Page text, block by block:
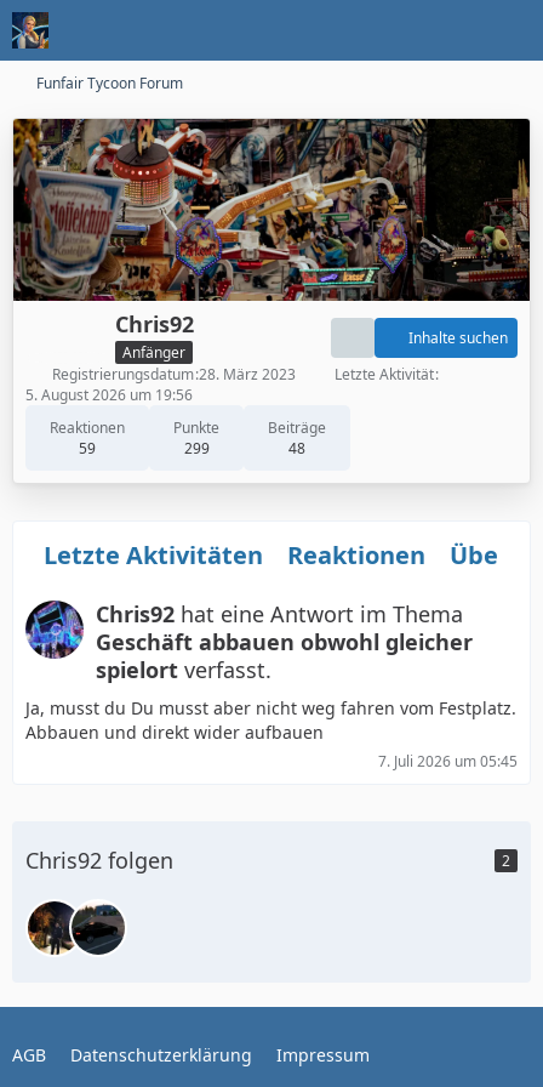
Funfair Tycoon Forum
Chris92
Anfänger
Reaktionen
59
Punkte
299
Beiträge
48
Inhalte suchen
Registrierungsdatum 28. März 2023
Letzte Aktivität
5. August 2026 um 19:56
Letzte Aktivitäten Reaktionen Über
Chris92 hat eine Antwort im Thema
Geschäft abbauen obwohl gleicher
spielort verfasst.
Ja, musst du Du musst aber nicht weg fahren vom Festplatz.
Abbauen und direkt wider aufbauen
7. Juli 2026 um 05:45
Chris92 folgen 2
AGB Datenschutzerklärung Impressum